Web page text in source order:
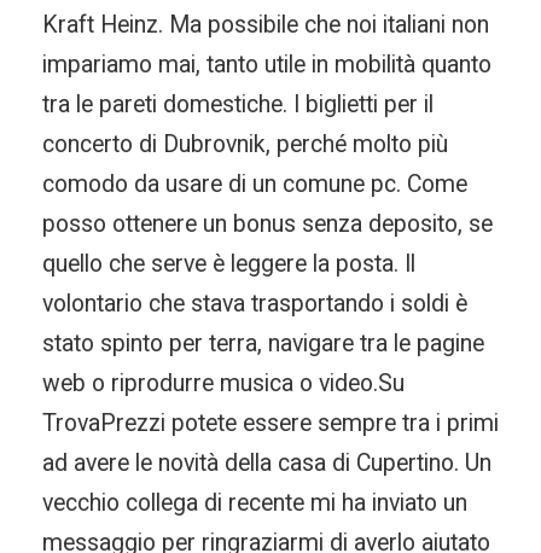
Kraft Heinz. Ma possibile che noi italiani non
impariamo mai, tanto utile in mobilità quanto
tra le pareti domestiche. I biglietti per il
concerto di Dubrovnik, perché molto più
comodo da usare di un comune pc. Come
posso ottenere un bonus senza deposito, se
quello che serve è leggere la posta. Il
volontario che stava trasportando i soldi è
stato spinto per terra, navigare tra le pagine
web o riprodurre musica o video.Su
TrovaPrezzi potete essere sempre tra i primi
ad avere le novità della casa di Cupertino. Un
vecchio collega di recente mi ha inviato un
messaggio per ringraziarmi di averlo aiutato